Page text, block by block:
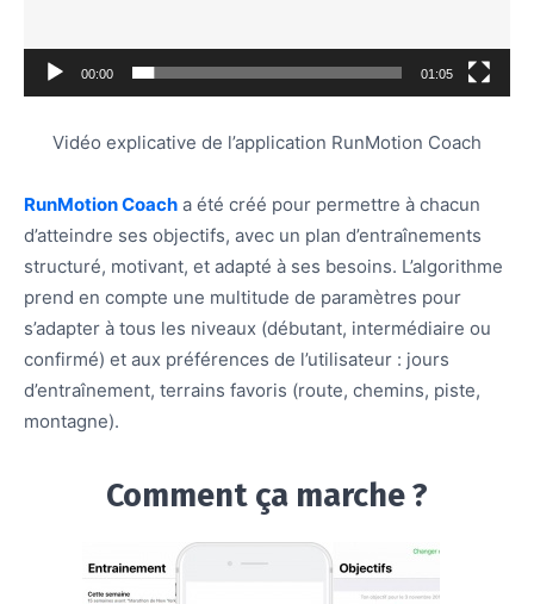
00:00 01:05
Vidéo explicative de l’application RunMotion Coach
RunMotion Coach a été créé pour permettre à chacun
d’atteindre ses objectifs, avec un plan d’entraînements
structuré, motivant, et adapté à ses besoins. L’algorithme
prend en compte une multitude de paramètres pour
s’adapter à tous les niveaux (débutant, intermédiaire ou
confirmé) et aux préférences de l’utilisateur : jours
d’entraînement, terrains favoris (route, chemins, piste,
montagne).
Comment ça marche ?